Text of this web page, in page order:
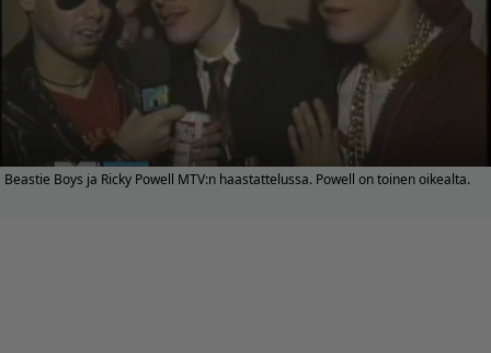
Beastie Boys ja Ricky Powell MTV:n haastattelussa. Powell on toinen oikealta.